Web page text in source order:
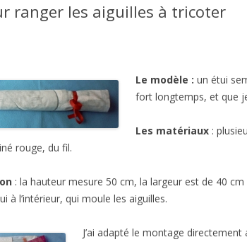
ranger les aiguilles à tricoter
Le modèle : un étui
fort longtemps, et que
Les matériaux :
rouge, du fil.
: la hauteur mesure 50 cm, la largeur est de 40
à l’intérieur, qui moule les aiguilles.
J’ai adapté le montage